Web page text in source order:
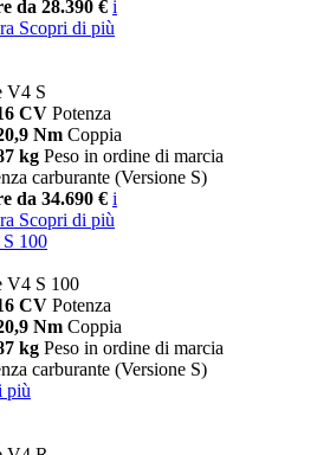
da 28.390 € i
Scopri di più
V4 S
CV Potenza
Nm Coppia
kg Peso in ordine di marcia
carburante (Versione S)
da 34.690 € i
Scopri di più
100
V4 S 100
CV Potenza
Nm Coppia
kg Peso in ordine di marcia
carburante (Versione S)
più